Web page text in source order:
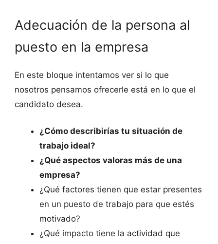
Adecuación de la persona al
puesto en la empresa
En este bloque intentamos ver si lo que
nosotros pensamos ofrecerle está en lo que el
candidato desea.
¿Cómo describirías tu situación de
trabajo ideal?
¿Qué aspectos valoras más de una
empresa?
¿Qué factores tienen que estar presentes
en un puesto de trabajo para que estés
motivado?
¿Qué impacto tiene la actividad que